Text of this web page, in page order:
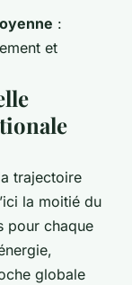
:
et
trajectoire
la moitié du
pour chaque
globale